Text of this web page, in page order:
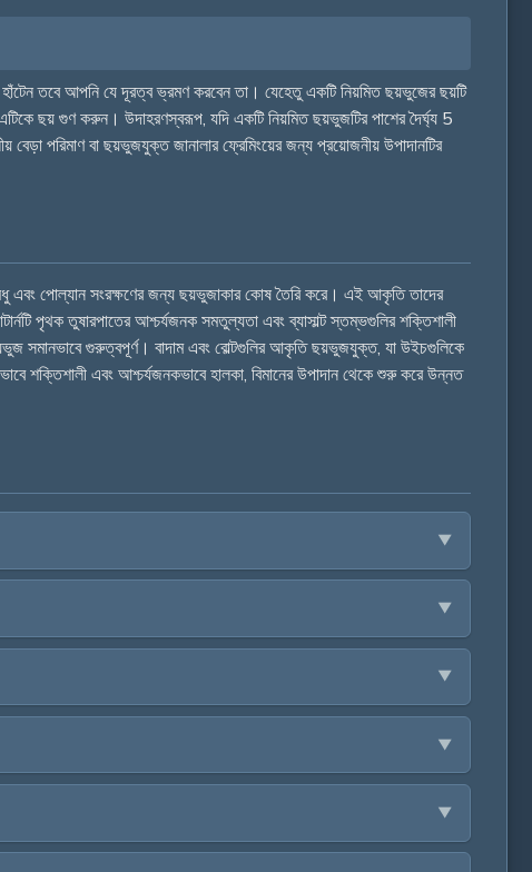
তবে আপনি যে দূরত্ব ভ্রমণ করবেন তা। যেহেতু একটি নিয়মিত ছয়ভুজের ছয়টি
ছয় গুণ করুন। উদাহরণস্বরূপ, যদি একটি নিয়মিত ছয়ভুজটির পাশের দৈর্ঘ্য 5
পরিমাণ বা ছয়ভুজযুক্ত জানালার ফ্রেমিংয়ের জন্য প্রয়োজনীয় উপাদানটির
এবং পোল্যান সংরক্ষণের জন্য ছয়ভুজাকার কোষ তৈরি করে। এই আকৃতি তাদের
পৃথক তুষারপাতের আশ্চর্যজনক সমতুল্যতা এবং ব্যাসাল্ট স্তম্ভগুলির শক্তিশালী
সমানভাবে গুরুত্বপূর্ণ। বাদাম এবং বোল্টগুলির আকৃতি ছয়ভুজযুক্ত, যা উইচগুলিকে
শক্তিশালী এবং আশ্চর্যজনকভাবে হালকা, বিমানের উপাদান থেকে শুরু করে উন্নত